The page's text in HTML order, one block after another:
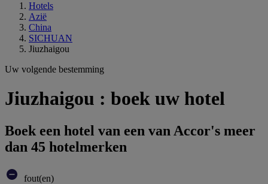
Hotels
Azië
China
SICHUAN
Jiuzhaigou
Uw volgende bestemming
Jiuzhaigou : boek uw hotel
Boek een hotel van een van Accor's meer
dan 45 hotelmerken
fout(en)